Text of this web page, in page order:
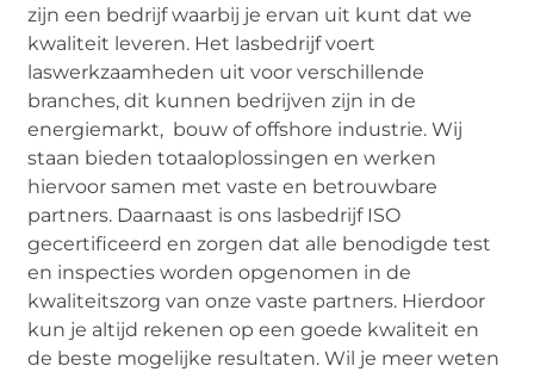
zijn een bedrijf waarbij je ervan uit kunt dat we
kwaliteit leveren. Het lasbedrijf voert
laswerkzaamheden uit voor verschillende
branches, dit kunnen bedrijven zijn in de
energiemarkt, bouw of offshore industrie. Wij
staan bieden totaaloplossingen en werken
hiervoor samen met vaste en betrouwbare
partners. Daarnaast is ons lasbedrijf ISO
gecertificeerd en zorgen dat alle benodigde test
en inspecties worden opgenomen in de
kwaliteitszorg van onze vaste partners. Hierdoor
kun je altijd rekenen op een goede kwaliteit en
de beste mogelijke resultaten. Wil je meer weten